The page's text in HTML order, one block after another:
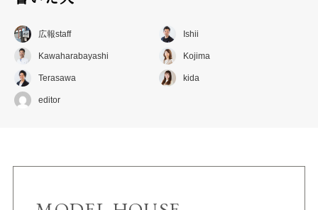
広報staff Ishii
Kawaharabayashi Kojima
Terasawa kida
editor